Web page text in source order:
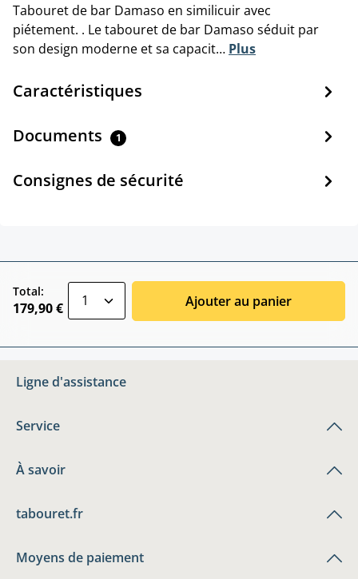
Tabouret de bar Damaso en similicuir avec
piétement. . Le tabouret de bar Damaso séduit par
son design moderne et sa capacit… Plus
Caractéristiques
Documents 1
Consignes de sécurité
Total:
179,90 € Ajouter au panier
Ligne d'assistance
Service
À savoir
tabouret.fr
Moyens de paiement